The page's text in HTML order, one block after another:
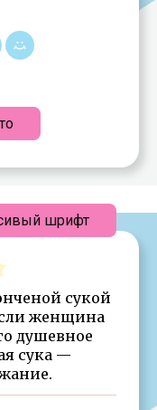
сукой
женщина
душевное
сука —
шрифт